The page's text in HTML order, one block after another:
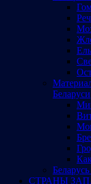
Беларуси
СТРАНЫ